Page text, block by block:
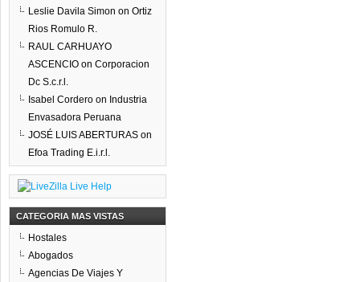
Leslie Davila Simon on Ortiz
Rios Romulo R.
RAUL CARHUAYO
ASCENCIO on Corporacion
Dc S.c.r.l.
Isabel Cordero on Industria
Envasadora Peruana
JOSÉ LUIS ABERTURAS on
Efoa Trading E.i.r.l.
CATEGORIA MAS VISTAS
Hostales
Abogados
Agencias De Viajes Y